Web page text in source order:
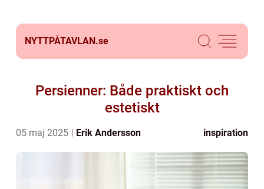
NYTTPÅTAVLAN.se
Persienner: Både praktiskt och
estetiskt
05 maj 2025 Erik Andersson inspiration